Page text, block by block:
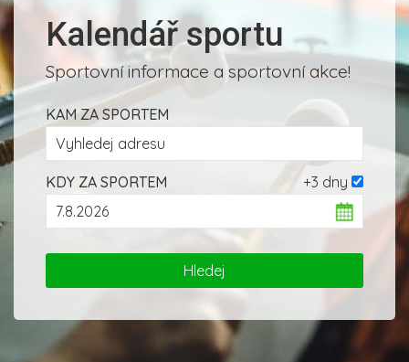
Kalendář sportu
Sportovní informace a sportovní akce!
KAM ZA SPORTEM
+3 dny
KDY ZA SPORTEM